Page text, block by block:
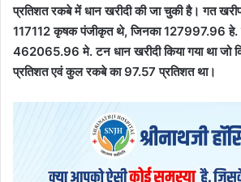
प्रतिशत रकबे में धान खरीदी की जा चुकी है। गत
117112 कृषक पंजीकृत थे, जिनका 127997.96 हे.
462065.96 मे. टन धान खरीदी किया गया था
प्रतिशत एवं कुल रकबे का 97.57 प्रतिशत था।